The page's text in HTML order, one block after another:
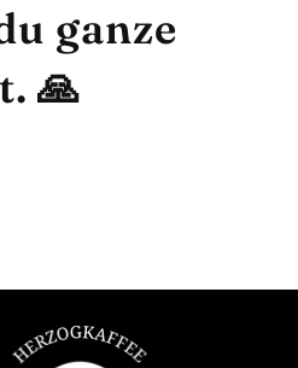
ganze
🙏